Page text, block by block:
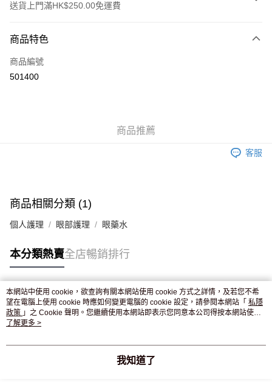
送貨上門滿HK$250.00免運費
信用卡
Apple Pay
商品特色
商品編號
501400
商品推薦
客服
商品相關分類 (1)
個人護理 眼部護理 眼藥水
本分類熱賣全店暢銷排行
熱門標籤
熱銷排行
本網站中使用 cookie，欲查詢有關本網站使用 cookie 方式之詳情，及若您不希
望在電腦上使用 cookie 時應如何變更電腦的 cookie 設定，請參閱本網站「 私隱
政策 」之 Cookie 聲明。您繼續使用本網站即表示您同意本公司得按本網站使用
條款之 Cookie 聲明使用 cookie。
了解更多 >
我知道了